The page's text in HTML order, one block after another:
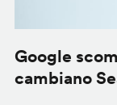
Google
cambiano